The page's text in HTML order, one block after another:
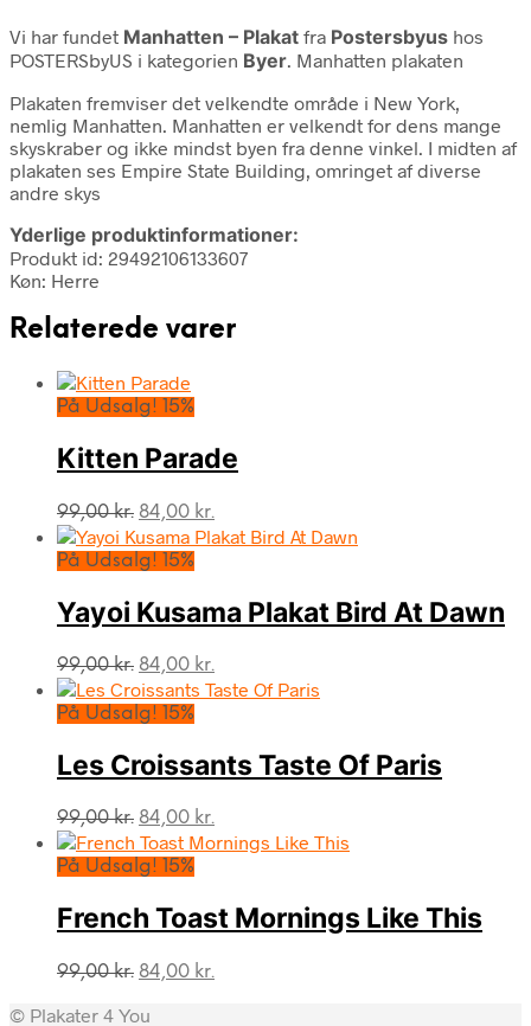
Vi har fundet Manhatten – Plakat fra Postersbyus hos
POSTERSbyUS i kategorien Byer. Manhatten plakaten
Plakaten fremviser det velkendte område i New York,
nemlig Manhatten. Manhatten er velkendt for dens mange
skyskraber og ikke mindst byen fra denne vinkel. I midten af
plakaten ses Empire State Building, omringet af diverse
andre skys
Yderlige produktinformationer:
Produkt id: 29492106133607
Køn: Herre
Relaterede varer
På Udsalg! 15%
Kitten Parade
99,00kr. Den
oprindelige
pris
99,00 kr..
84,00 kr.
aktuelle
84,00 kr..
På Udsalg! 15%
Yayoi Kusama Plakat Bird At Dawn
99,00kr. Den
oprindelige
pris
99,00 kr..
84,00 kr.
aktuelle
84,00 kr..
På Udsalg! 15%
Les Croissants Taste Of Paris
99,00kr. Den
oprindelige
pris
99,00 kr..
84,00 kr.
aktuelle
84,00 kr..
På Udsalg! 15%
French Toast Mornings Like This
99,00kr. Den
pris
84,00 kr.
© Plakater 4 You